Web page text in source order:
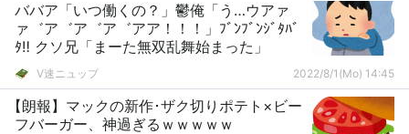
ババア「いつ働くの？」鬱俺「う…ウアァ
ァ゛ア゛ア゛ア゛アア！！！」ﾌﾞﾝﾌﾞﾝｼﾞﾀﾊﾞ
ﾀ‼ クソ兄「まーた無双乱舞始まった」
V速ニュップ 2022/8/1(Mo) 14:45
【朗報】マックの新作･ザク切りポテト×ビー
フバーガー、神過ぎるｗｗｗｗｗ